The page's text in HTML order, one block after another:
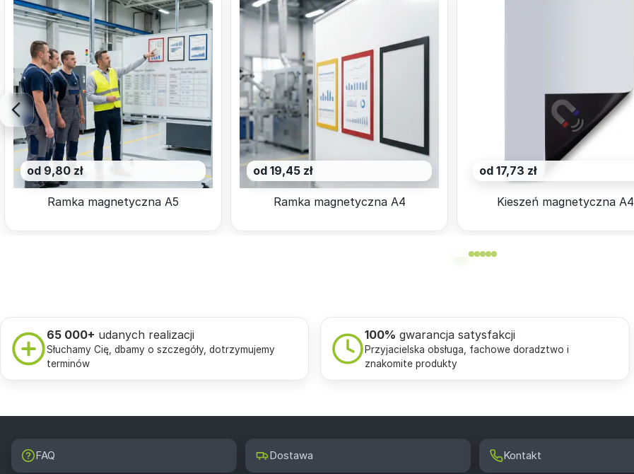
od 9,80 zł
Ramka magnetyczna A5
od 19,45 zł
Ramka magnetyczna A4
od 17,73 zł
Kieszeń magnetyczna A4
65 000+ udanych realizacji
Słuchamy Cię, dbamy o szczegóły, dotrzymujemy
terminów
100% gwarancja satysfakcji
Przyjacielska obsługa, fachowe doradztwo i
znakomite produkty
FAQ Dostawa Kontakt